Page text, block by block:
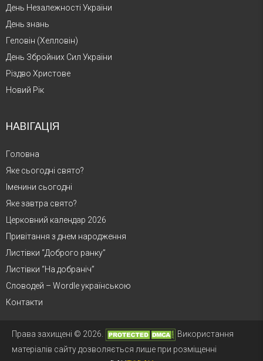
День Незалежності України
День знань
Геловін (Хелловін)
День Збройних Сил України
Різдво Христове
Новий Рік
НАВІГАЦІЯ
Головна
Яке сьогодні свято?
Іменини сьогодні
Яке завтра свято?
Церковний календар 2026
Привітання з днем народження
Листівки “Доброго ранку”
Листівки “На добраніч”
Словодей – Wordle українською
Контакти
Права захищені © 2026.
Використання
матеріалів сайту дозволяється лише при розміщенні